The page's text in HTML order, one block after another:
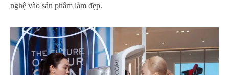
nghệ vào sản phẩm làm đẹp.